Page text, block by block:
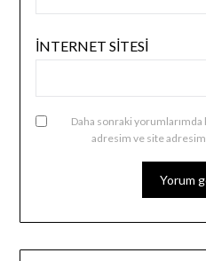
İNTERNET SITESI
Daha sonraki yorumlarımda
adresim ve site adresim